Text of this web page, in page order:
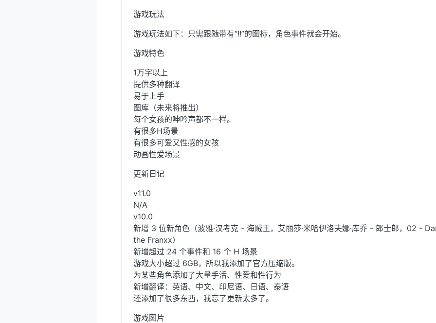
游戏玩法
游戏玩法如下：只需跟随带有“!!”的图标，角色事件就会开始。
游戏特色
1万字以上
提供多种翻译
易于上手
图库（未来将推出）
每个女孩的呻吟声都不一样。
有很多H场景
有很多可爱又性感的女孩
动画性爱场景
更新日记
v11.0
N/A
v10.0
新增 3 位新角色（波雅·汉考克 - 海贼王，艾丽莎·米哈伊洛夫娜·库乔 - 郎士郎，02 -
the Franxx）
新增超过 24 个事件和 16 个 H 场景
游戏大小超过 6GB，所以我添加了官方压缩版。
为某些角色添加了大量手活、性爱和性行为
新增翻译：英语、中文、印尼语、日语、泰语
还添加了很多东西，我忘了更新太多了。
游戏图片